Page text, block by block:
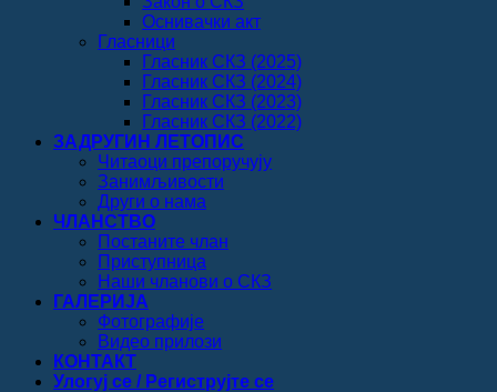
Оснивачки акт
Гласници
Гласник СКЗ (2025)
Гласник СКЗ (2024)
Гласник СКЗ (2023)
Гласник СКЗ (2022)
ЗАДРУГИН ЛЕТОПИС
Читаоци препоручују
Занимљивости
Други о нама
ЧЛАНСТВО
Постаните члан
Приступница
Наши чланови о СКЗ
ГАЛЕРИЈА
Фотографије
Видео прилози
КОНТАКТ
Улогуј се / Региструјте се